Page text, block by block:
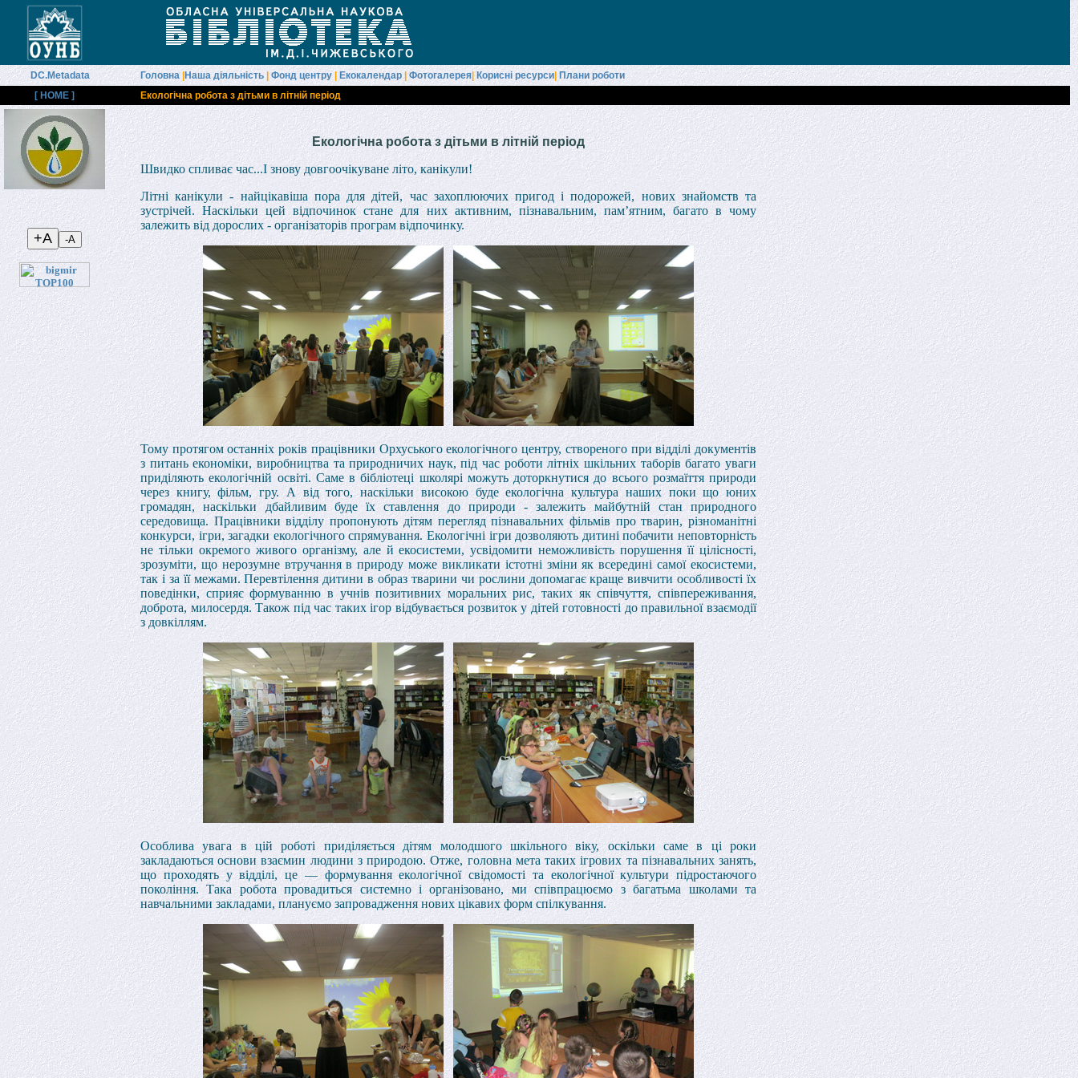
DC.Metadata Головна Наша діяльність Фонд центру |Екокалендар| Фотогалерея | Корисні ресурси Плани роботи
[ HOME ]
Екологічна робота з дітьми в літній період
Екологічна робота з дітьми в літній період
Швидко спливає час...І знову довгоочікуване літо, канікули!
Літні канікули - найцікавіша пора для дітей, час захоплюючих пригод і подорожей, нових знайомств та
зустрічей. Наскільки цей відпочинок стане для них активним, пізнавальним, пам’ятним, багато в чому
залежить від дорослих - організаторів програм відпочинку.
Тому протягом останніх років працівники Орхуського екологічного центру, створеного при відділі документів
з питань економіки, виробництва та природничих наук, під час роботи літніх шкільних таборів багато уваги
приділяють екологічній освіті. Саме в бібліотеці школярі можуть доторкнутися до всього розмаїття природи
через книгу, фільм, гру. А від того, наскільки високою буде екологічна культура наших поки що юних
громадян, наскільки дбайливим буде їх ставлення до природи - залежить майбутній стан природного
середовища. Працівники відділу пропонують дітям перегляд пізнавальних фільмів про тварин, різноманітні
конкурси, ігри, загадки екологічного спрямування. Екологічні ігри дозволяють дитині побачити неповторність
не тільки окремого живого організму, але й екосистеми, усвідомити неможливість порушення її цілісності,
зрозуміти, що нерозумне втручання в природу може викликати істотні зміни як всередині самої екосистеми,
так і за її межами. Перевтілення дитини в образ тварини чи рослини допомагає краще вивчити особливості їх
поведінки, сприяє формуванню в учнів позитивних моральних рис, таких як співчуття, співпереживання,
доброта, милосердя. Також під час таких ігор відбувається розвиток у дітей готовності до правильної взаємодії
з довкіллям.
Особлива увага в цій роботі приділяється дітям молодшого шкільного віку, оскільки саме в ці роки
закладаються основи взаємин людини з природою. Отже, головна мета таких ігрових та пізнавальних занять,
що проходять у відділі, це — формування екологічної свідомості та екологічної культури підростаючого
покоління. Така робота провадиться системно і організовано, ми співпрацюємо з багатьма школами та
навчальними закладами, плануємо запровадження нових цікавих форм спілкування.